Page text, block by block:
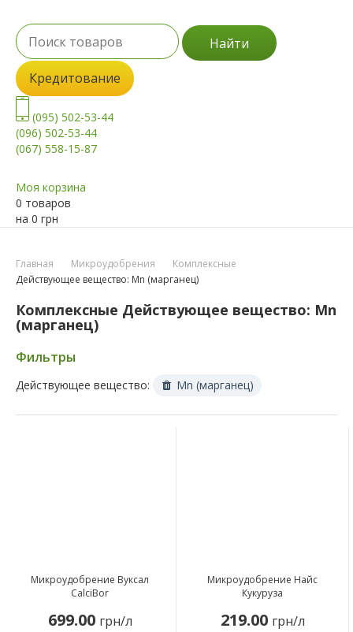
Найти
Кредитование
(095) 502-53-44
(096) 502-53-44
(067) 558-15-87
Моя корзина
0 товаров
на 0 грн
Главная Микроудобрения
Комплексные
Действующее вещество: Mn (марганец)
Комплексные Действующее вещество: Mn
(марганец)
Фильтры
Действующее вещество: Mn (марганец)
Микроудобрение Вуксал
CalciBor
699.00 грн/л
Микроудобрение Найс
Кукуруза
219.00 грн/л